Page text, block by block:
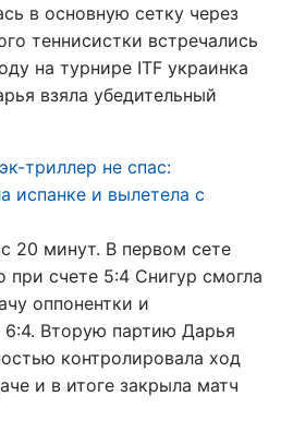
в основную сетку через
теннисистки встречались
на турнире ITF украинка
взяла убедительный
триллер не спас:
испанке и вылетела с
20 минут. В первом сете
при счете 5:4 Снигур смогла
оппонентки и
6:4. Вторую партию Дарья
контролировала ход
и в итоге закрыла матч